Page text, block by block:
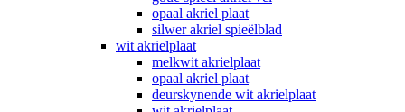
opaal akriel plaat
silwer akriel spieëlblad
wit akrielplaat
melkwit akrielplaat
opaal akriel plaat
deurskynende wit akrielplaat